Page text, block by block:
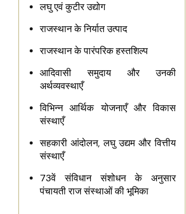
लघु एवं कुटीर उद्योग
राजस्थान के निर्यात उत्पाद
राजस्थान के पारंपरिक हस्तशिल्प
आदिवासी समुदाय और उनकी
अर्थव्यवस्थाएँ
विभिन्न आर्थिक योजनाएँ और विकास
संस्थाएँ
सहकारी आंदोलन, लघु उद्यम और वित्तीय
संस्थाएँ
73वें संविधान संशोधन के अनुसार
पंचायती राज संस्थाओं की भूमिका